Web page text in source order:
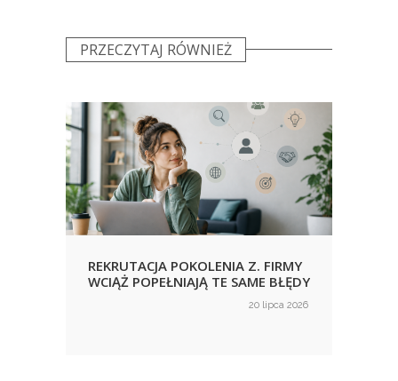
PRZECZYTAJ RÓWNIEŻ
REKRUTACJA POKOLENIA Z. FIRMY
WCIĄŻ POPEŁNIAJĄ TE SAME BŁĘDY
20 lipca 2026